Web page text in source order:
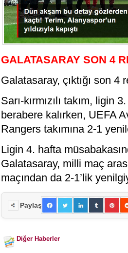
GALATASARAY SON 4
Galatasaray, çıktığı son
Sarı-kırmızılı takım, ligin
berabere kalırken, UEFA
Rangers takımına 2-1
Ligin 4. hafta
Galatasaray, milli maç
maçından da 2-1’lik
Paylaş
Diğer Haberler